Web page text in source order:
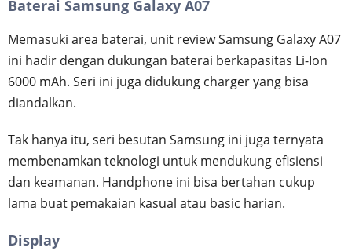
Baterai Samsung Galaxy A07
Memasuki area baterai, unit review Samsung Galaxy A07
ini hadir dengan dukungan baterai berkapasitas Li-Ion
6000 mAh. Seri ini juga didukung charger yang bisa
diandalkan.
Tak hanya itu, seri besutan Samsung ini juga ternyata
membenamkan teknologi untuk mendukung efisiensi
dan keamanan. Handphone ini bisa bertahan cukup
lama buat pemakaian kasual atau basic harian.
Display